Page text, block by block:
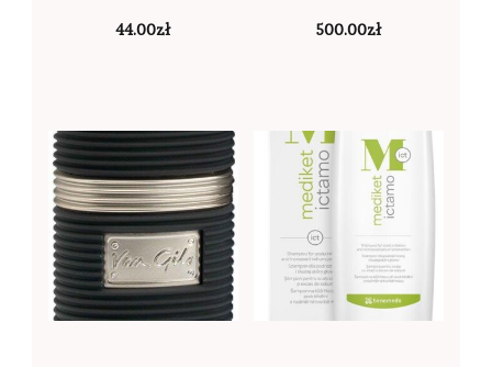
44.00zł 500.00zł